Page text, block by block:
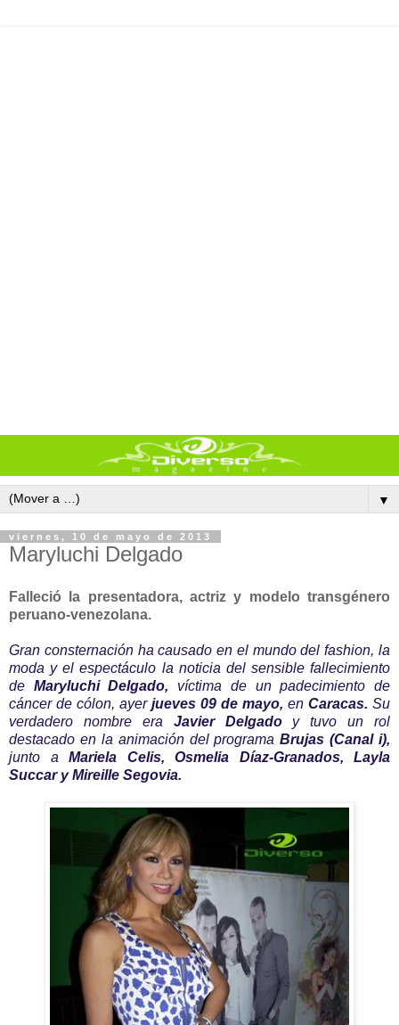
▼
viernes, 10 de mayo de 2013
Maryluchi Delgado
Falleció la presentadora, actriz y modelo transgénero
peruano-venezolana.
Gran consternación ha causado en el mundo del fashion, la
moda y el espectáculo la noticia del sensible fallecimiento
de Maryluchi Delgado, víctima de un padecimiento de
cáncer de cólon, ayer jueves 09 de mayo, en Caracas. Su
verdadero nombre era Javier Delgado y tuvo un rol
destacado en la animación del programaBrujas (Canal i),
junto a Mariela Celis, Osmelia Díaz-Granados, Layla
Succar y Mireille Segovia.